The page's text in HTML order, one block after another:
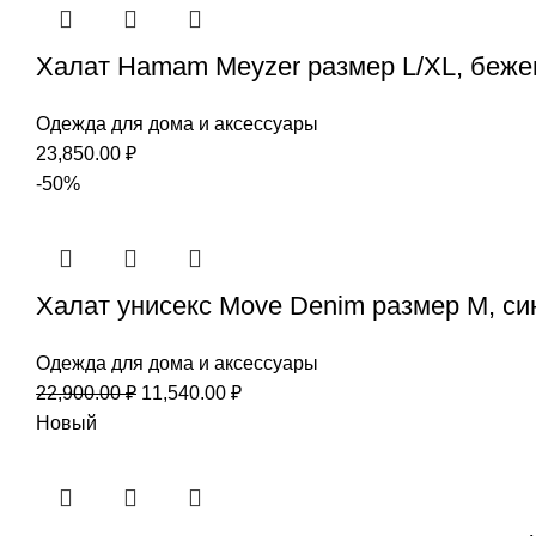
Халат Hamam Meyzer размер L/XL,
Одежда для дома и аксессуары
23,850.00 ₽
-50%
Халат унисекс Move Denim размер M,
Одежда для дома и аксессуары
22,900.00₽ 11,540.00 ₽
Новый